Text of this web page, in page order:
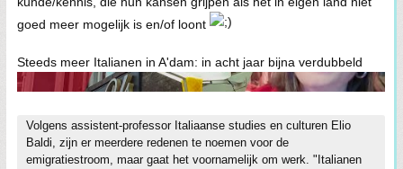
goed meer mogelijk is en/of loont
Steeds meer Italianen in A'dam: in acht jaar bijna verdubbeld
Volgens assistent-professor Italiaanse studies en culturen Elio
Baldi, zijn er meerdere redenen te noemen voor de
emigratiestroom, maar gaat het voornamelijk om werk. "Italianen